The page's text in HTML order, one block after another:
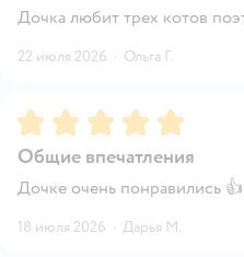
Дочка любит трех котов
22 июля 2026 · Ольга Г.
Рейтинг:5
Общие впечатления
Дочке очень понравились
18 июля 2026 · Дарья М.